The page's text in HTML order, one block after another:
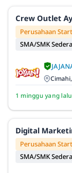
Crew Outlet
Perusahaan
SMA/SMK
1 minggu yang lalu
Digital
Perusahaan
SMA/SMK